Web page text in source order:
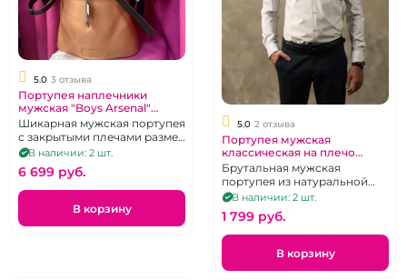
5.0 3 отзыва
Портупея наплечники
мужская "Boys Arsenal"
кожаная
Шикарная мужская портупея
с закрытыми плечами размер
44-50
В наличии: 2 шт.
6 699 pуб.
В корзину
5.0 2 отзыва
Портупея мужская
классическая на плечо
"Boys Arsenal"
Брутальная мужская
портупея из натуральной
кожи
В наличии: 2 шт.
1 799 pуб.
В корзину